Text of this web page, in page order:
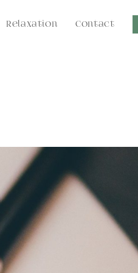
Relaxation Contact